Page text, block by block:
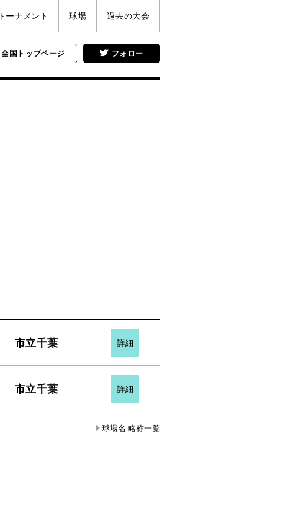
トーナメント 球場 過去の大会
フォロー
全国 トップページ
市立千葉 詳細
市立千葉 詳細
球場名 略称一覧